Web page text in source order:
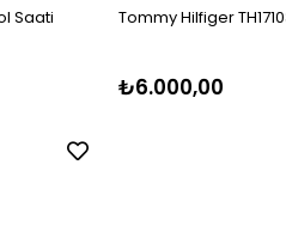
Saati Tommy Hilfiger
₺6.000,00